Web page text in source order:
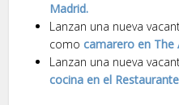
Madrid.
Lanzan una nueva
comocamarero en The
Lanzan una nueva
cocina en el